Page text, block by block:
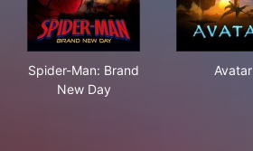
Spider-Man: Brand
New Day
Avatar